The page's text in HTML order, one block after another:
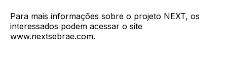
Para mais informações sobre o projeto NEXT, os
interessados podem acessar o site
www.nextsebrae.com.